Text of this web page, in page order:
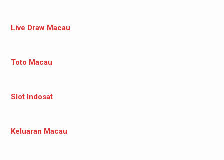
Live Draw Macau
Toto Macau
Slot Indosat
Keluaran Macau